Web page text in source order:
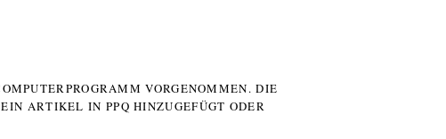
VORGENOMMEN. DIE
ARTIKEL IN PPQ HINZUGEFÜGT ODER